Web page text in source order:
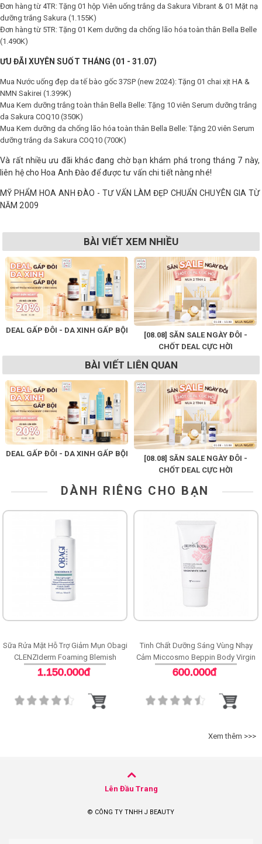
Shop All Brand A-
Z
Đơn hàng từ 4TR: Tặng 01 hộp Viên uống trắng da Sakura Vibrant & 01 Mặt nạ
dưỡng trắng Sakura (1.155K)
Đơn hàng từ 5TR: Tặng 01 Kem dưỡng da chống lão hóa toàn thân Bella Belle
(1.490K)
ƯU ĐÃI XUYÊN SUỐT THÁNG (01 - 31.07)
Mua Nước uống đẹp da tế bào gốc 37SP (new 2024): Tặng 01 chai xịt HA &
NMN Sakirei (1.399K)
Mua Kem dưỡng trắng toàn thân Bella Belle: Tặng 10 viên Serum dưỡng trắng
da Sakura COQ10 (350K)
Mua Kem dưỡng da chống lão hóa toàn thân Bella Belle: Tặng 20 viên Serum
dưỡng trắng da Sakura COQ10 (700K)
Và rất nhiều ưu đãi khác đang chờ bạn khám phá trong tháng 7 này,
liên hệ cho Hoa Anh Đào để được tư vấn chi tiết nàng nhé!
MỸ PHẨM HOA ANH ĐÀO - TƯ VẤN LÀM ĐẸP CHUẨN CHUYÊN GIA TỪ
NĂM 2009
BÀI VIẾT XEM NHIỀU
DEAL GẤP ĐÔI - DA XINH GẤP BỘI
[08.08] SĂN SALE NGÀY ĐÔI -
CHỐT DEAL CỰC HỜI
BÀI VIẾT LIÊN QUAN
DEAL GẤP ĐÔI - DA XINH GẤP BỘI
[08.08] SĂN SALE NGÀY ĐÔI -
CHỐT DEAL CỰC HỜI
DÀNH RIÊNG CHO BẠN
Sữa Rửa Mặt Hỗ Trợ Giảm Mụn Obagi
CLENZIderm Foaming Blemish
Cleanser
1.150.000đ
Tinh Chất Dưỡng Sáng Vùng Nhạy
Cảm Miccosmo Beppin Body Virgin
White Serum
600.000đ
Xem thêm >>>
Lên Đầu Trang
© CÔNG TY TNHH J BEAUTY